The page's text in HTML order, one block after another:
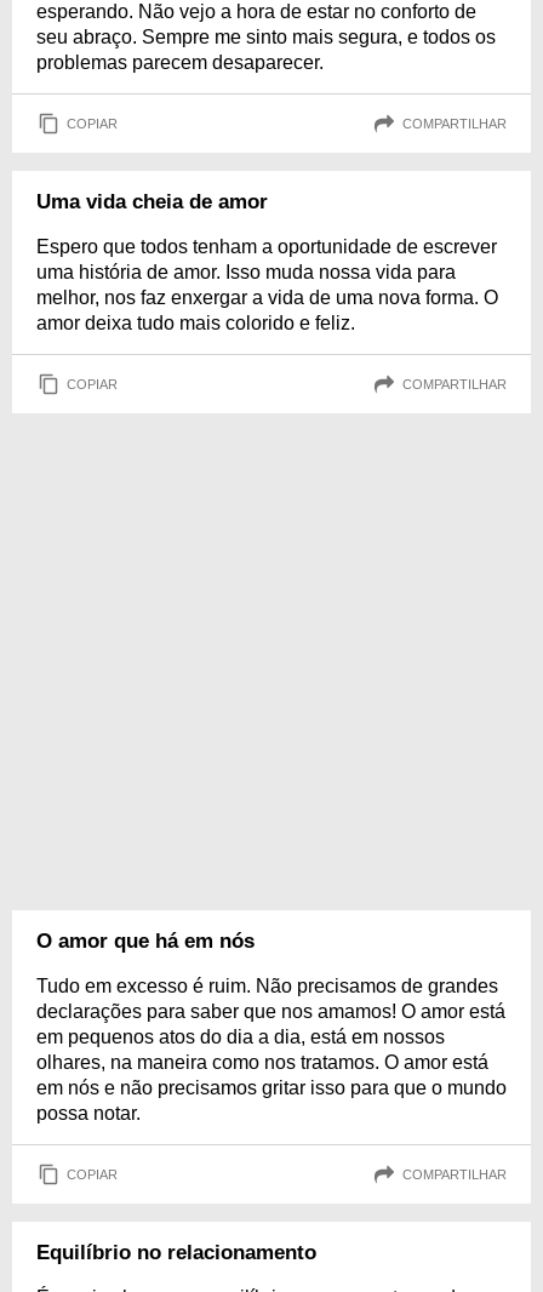
esperando. Não vejo a hora de estar no conforto de
seu abraço. Sempre me sinto mais segura, e todos os
problemas parecem desaparecer.
COPIAR COMPARTILHAR
Uma vida cheia de amor
Espero que todos tenham a oportunidade de escrever
uma história de amor. Isso muda nossa vida para
melhor, nos faz enxergar a vida de uma nova forma. O
amor deixa tudo mais colorido e feliz.
COPIAR COMPARTILHAR
O amor que há em nós
Tudo em excesso é ruim. Não precisamos de grandes
declarações para saber que nos amamos! O amor está
em pequenos atos do dia a dia, está em nossos
olhares, na maneira como nos tratamos. O amor está
em nós e não precisamos gritar isso para que o mundo
possa notar.
COPIAR COMPARTILHAR
Equilíbrio no relacionamento